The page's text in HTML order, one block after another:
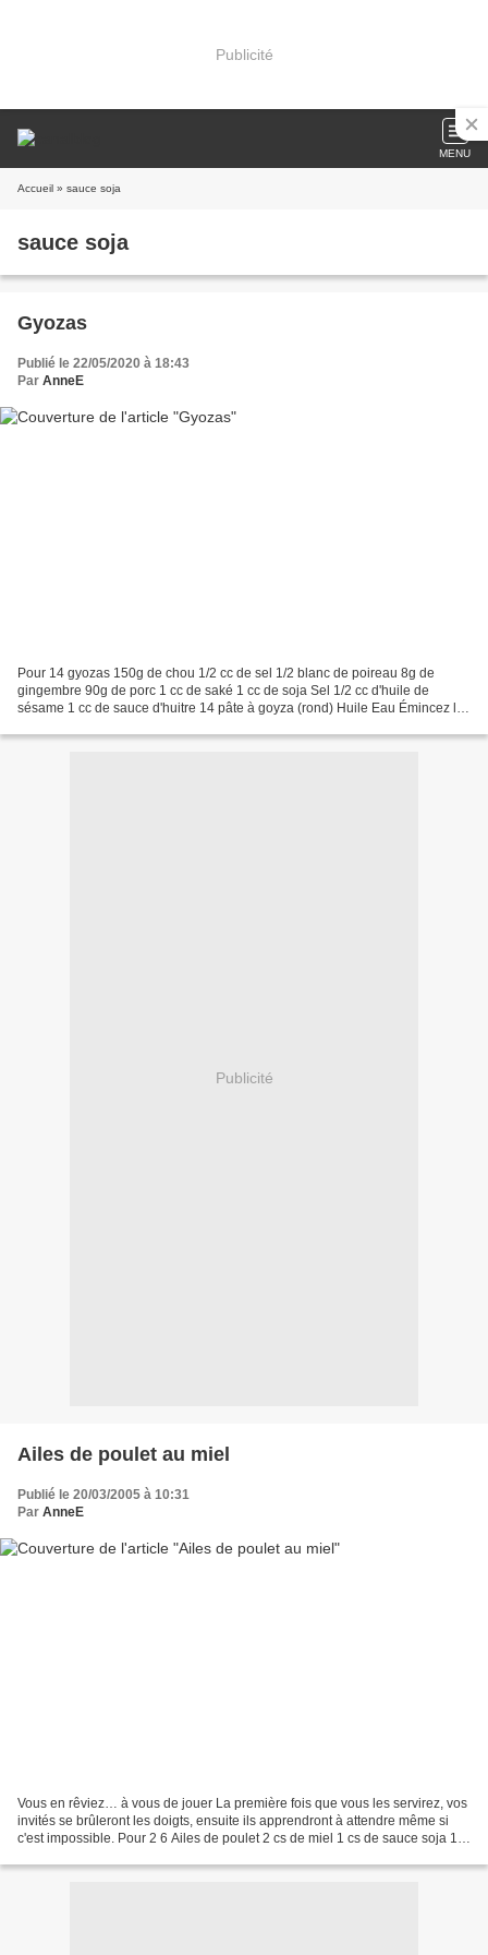
Publicité
MENU
Accueil » sauce soja
sauce soja
Gyozas
Publié le 22/05/2020 à 18:43
Par AnneE
Pour 14 gyozas 150g de chou 1/2 cc de sel 1/2 blanc de poireau 8g de
gingembre 90g de porc 1 cc de saké 1 cc de soja Sel 1/2 cc d'huile de
sésame 1 cc de sauce d'huitre 14 pâte à goyza (rond) Huile Eau Émincez le
Publicité
Ailes de poulet au miel
Publié le 20/03/2005 à 10:31
Par AnneE
Vous en rêviez… à vous de jouer La première fois que vous les servirez, vos
invités se brûleront les doigts, ensuite ils apprendront à attendre même si
c'est impossible. Pour 2 6 Ailes de poulet 2 cs de miel 1 cs de sauce soja 1